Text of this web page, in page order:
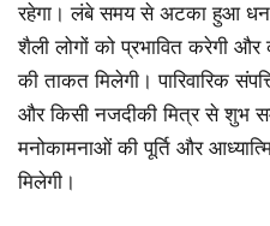
रहेगा। लंबे समय से अटका हुआ धन
शैली लोगों को प्रभावित करेगी और
की ताकत मिलेगी। पारिवारिक
और किसी नजदीकी मित्र से शुभ
मनोकामनाओं की पूर्ति और
मिलेगी।